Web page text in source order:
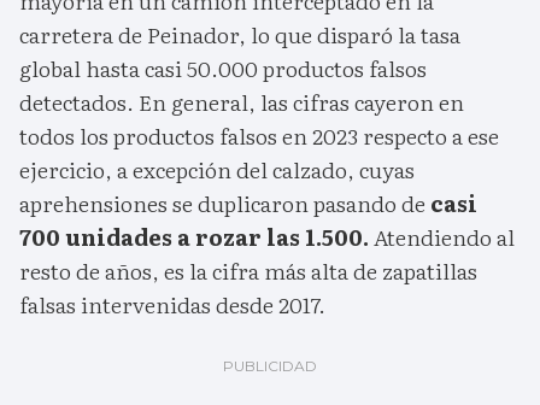
carretera de Peinador, lo que disparó la tasa
global hasta casi 50.000 productos falsos
detectados. En general, las cifras cayeron en
todos los productos falsos en 2023 respecto a ese
ejercicio, a excepción del calzado, cuyas
aprehensiones se duplicaron pasando de casi
700 unidades a rozar las 1.500.Atendiendo al
resto de años, es la cifra más alta de zapatillas
falsas intervenidas desde 2017.